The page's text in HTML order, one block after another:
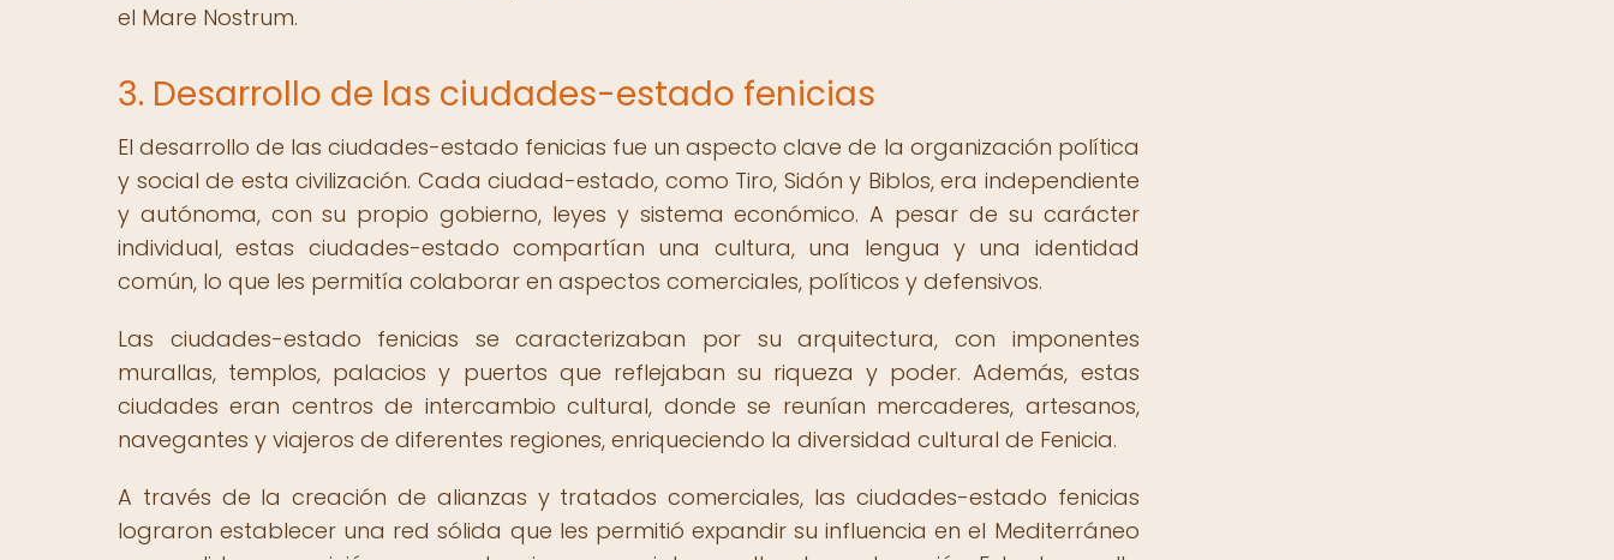
el Mare Nostrum.
3. Desarrollo de las ciudades-estado fenicias
El desarrollo de las ciudades-estado fenicias fue un aspecto clave de la organización política
y social de esta civilización. Cada ciudad-estado, como Tiro, Sidón y Biblos, era independiente
y autónoma, con su propio gobierno, leyes y sistema económico. A pesar de su carácter
individual, estas ciudades-estado compartían una cultura, una lengua y una identidad
común, lo que les permitía colaborar en aspectos comerciales, políticos y defensivos.
Las ciudades-estado fenicias se caracterizaban por su arquitectura, con imponentes
murallas, templos, palacios y puertos que reflejaban su riqueza y poder. Además, estas
ciudades eran centros de intercambio cultural, donde se reunían mercaderes, artesanos,
navegantes y viajeros de diferentes regiones, enriqueciendo la diversidad cultural de Fenicia.
A través de la creación de alianzas y tratados comerciales, las ciudades-estado fenicias
lograron establecer una red sólida que les permitió expandir su influencia en el Mediterráneo